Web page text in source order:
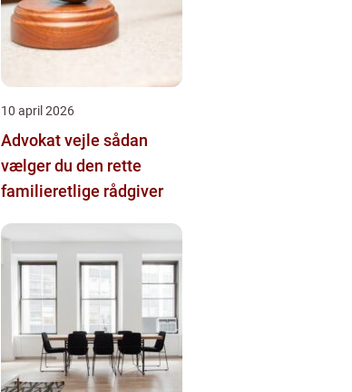
10 april 2026
Advokat vejle sådan
vælger du den rette
familieretlige rådgiver